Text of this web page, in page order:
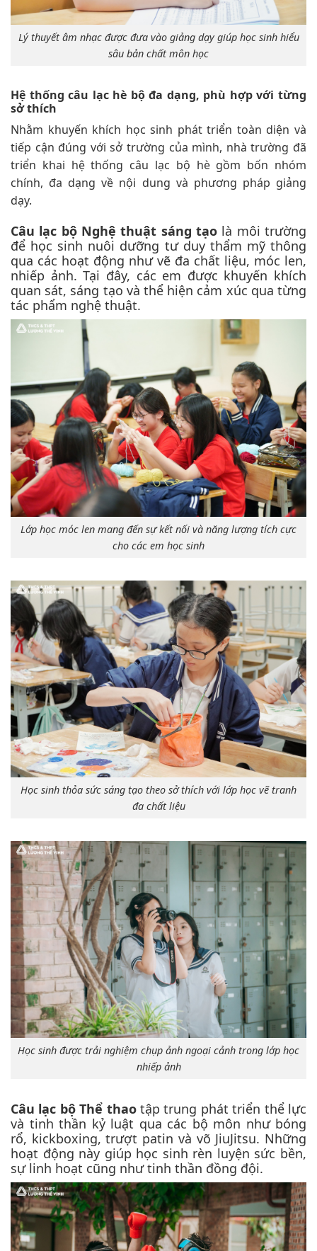
Lý thuyết âm nhạc được đưa vào giảng dạy giúp học sinh hiểu
sâu bản chất môn học
Hệ thống câu lạc hè bộ đa dạng, phù hợp với từng
sở thích
Nhằm khuyến khích học sinh phát triển toàn diện và
tiếp cận đúng với sở trường của mình, nhà trường đã
triển khai hệ thống câu lạc bộ hè gồm bốn nhóm
chính, đa dạng về nội dung và phương pháp giảng
dạy.
Câu lạc bộ Nghệ thuật sáng tạo là môi trường
để học sinh nuôi dưỡng tư duy thẩm mỹ thông
qua các hoạt động như vẽ đa chất liệu, móc len,
nhiếp ảnh. Tại đây, các em được khuyến khích
quan sát, sáng tạo và thể hiện cảm xúc qua từng
tác phẩm nghệ thuật.
Lớp học móc len mang đến sự kết nối và năng lượng tích cực
cho các em học sinh
Học sinh thỏa sức sáng tạo theo sở thích với lớp học vẽ tranh
đa chất liệu
Học sinh được trải nghiệm chụp ảnh ngoại cảnh trong lớp học
nhiếp ảnh
Câu lạc bộ Thể thao tập trung phát triển thể lực
và tinh thần kỷ luật qua các bộ môn như bóng
rổ, kickboxing, trượt patin và võ JiuJitsu. Những
hoạt động này giúp học sinh rèn luyện sức bền,
sự linh hoạt cũng như tinh thần đồng đội.